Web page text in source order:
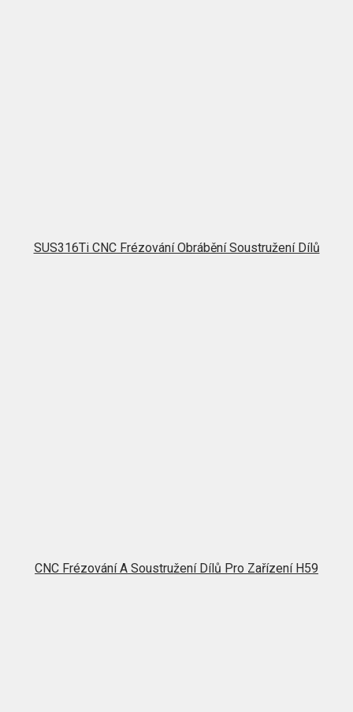
SUS316Ti CNC Frézování Obrábění Soustružení Dílů
CNC Frézování A Soustružení Dílů Pro Zařízení H59